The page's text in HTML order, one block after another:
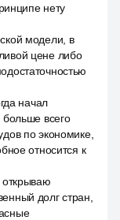
нету
модели, в
цене либо
начал
больше всего
по экономике,
относится к
открываю
долг стран,